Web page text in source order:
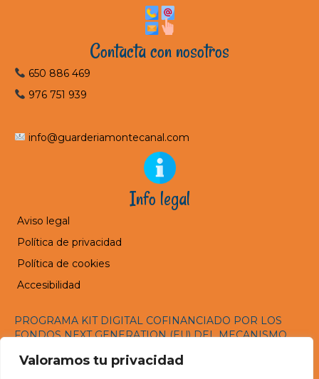
Valoramos tu privacidad
Contacta con nosotros
650 886 469
976 751 939
info@guarderiamontecanal.com
Info legal
Aviso legal
Política de privacidad
Política de cookies
Accesibilidad
PROGRAMA KIT DIGITAL COFINANCIADO POR LOS
FONDOS NEXT GENERATION (EU) DEL MECANISMO